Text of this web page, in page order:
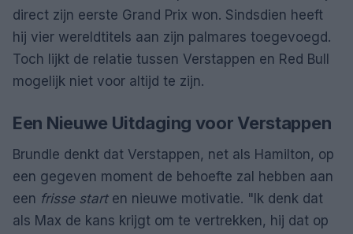
direct zijn eerste Grand Prix won. Sindsdien heeft
hij vier wereldtitels aan zijn palmares toegevoegd.
Toch lijkt de relatie tussen Verstappen en Red Bull
mogelijk niet voor altijd te zijn.
Een Nieuwe Uitdaging voor Verstappen
Brundle denkt dat Verstappen, net als Hamilton, op
een gegeven moment de behoefte zal hebben aan
een frisse starten nieuwe motivatie.
Ik denk dat
als Max de kans krijgt om te vertrekken, hij dat op